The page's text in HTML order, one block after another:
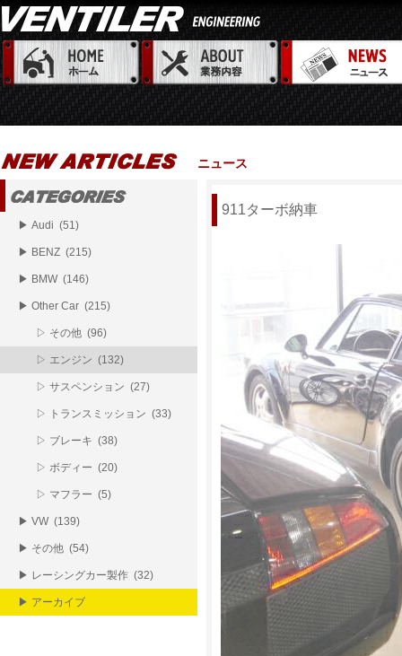
ニュース
911ターボ納車
▶ Audi (51)
▶ BENZ (215)
▶ BMW (146)
▶ Other Car (215)
▷ その他 (96)
▷ エンジン (132)
▷ サスペンション (27)
▷ トランスミッション (33)
▷ ブレーキ (38)
▷ ボディー (20)
▷ マフラー (5)
▶ VW (139)
▶ その他 (54)
▶ レーシングカー製作 (32)
▶ アーカイブ